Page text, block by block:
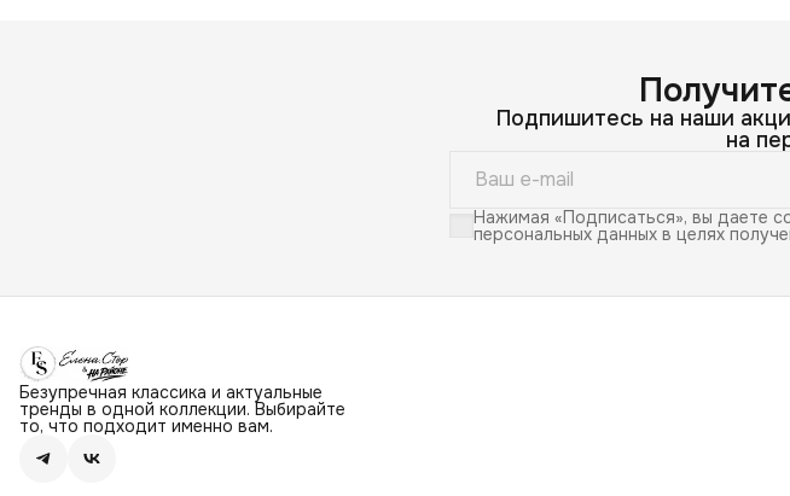
Подпишитесь на наши
на
Нажимая «Подписаться», вы даете
персональных данных в целях
Безупречная классика и актуальные
тренды в одной коллекции. Выбирайте
то, что подходит именно вам.